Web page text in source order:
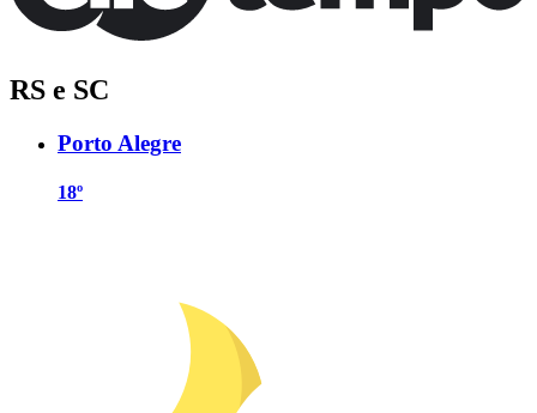
RS e SC
Porto Alegre
18º